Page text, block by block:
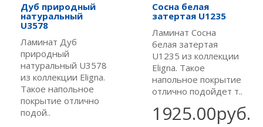
Дуб природный
натуральный
U3578
Ламинат Дуб
природный
натуральный U3578
из коллекции Eligna.
Такое напольное
покрытие отлично
подой..
Сосна белая
затертая U1235
Ламинат Сосна
белая затертая
U1235 из коллекции
Eligna. Такое
напольное покрытие
отлично подойдет т..
1925.00руб.